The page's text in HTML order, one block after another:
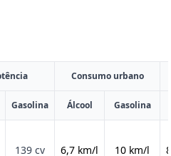
Consumo urbano
Gasolina Álcool Gasolina
139 cv 6,7 km/l 10 km/l